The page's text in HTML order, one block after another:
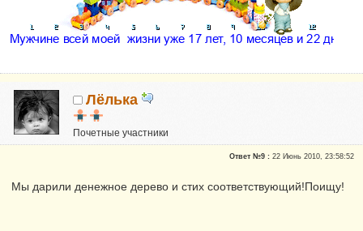
Лёлька
Почетные участники
Ответ №9 :22 Июнь 2010, 23:58:52
Мы дарили денежное дерево и стих соответствующий!Поищу!